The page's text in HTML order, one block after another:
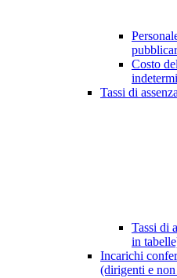
Costo
Tassi di assenza
Tassi di
in
Incarichi
(dirigenti e